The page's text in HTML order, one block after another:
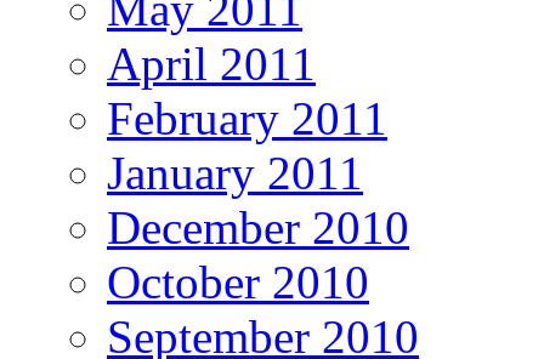
April 2011
February 2011
January 2011
December 2010
October 2010
September 2010